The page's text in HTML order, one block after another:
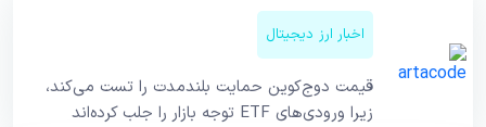
اخبار ارز دیجیتال
قیمت دوج‌کوین حمایت بلندمدت را تست می‌کند،
زیرا ورودی‌های ETF توجه بازار را جلب کرده‌اند